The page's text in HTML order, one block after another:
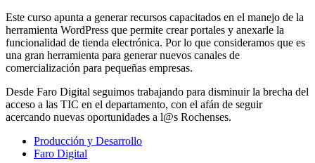
Este curso apunta a generar recursos capacitados en el manejo de la
herramienta WordPress que permite crear portales y anexarle la
funcionalidad de tienda electrónica. Por lo que consideramos que es
una gran herramienta para generar nuevos canales de
comercialización para pequeñas empresas.
Desde Faro Digital seguimos trabajando para disminuir la brecha del
acceso a las TIC en el departamento, con el afán de seguir
acercando nuevas oportunidades a l@s Rochenses.
Producción y Desarrollo
Faro Digital